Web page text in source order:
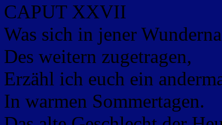
CAPUT XXVII
Was sich in jener
Des weitern zugetragen,
Erzähl ich euch ein
In warmen Sommertagen.